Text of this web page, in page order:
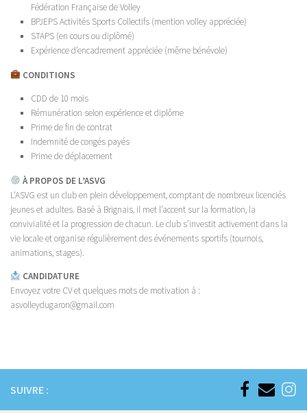
Fédération Française de Volley
BPJEPS Activités Sports Collectifs (mention volley appréciée)
STAPS (en cours ou diplômé)
Expérience d’encadrement appréciée (même bénévole)
CONDITIONS
CDD de 10 mois
Rémunération selon expérience et diplôme
Prime de fin de contrat
Indemnité de congés payés
Prime de déplacement
À PROPOS DE L’ASVG
L’ASVG est un club en plein développement, comptant de nombreux licenciés
jeunes et adultes. Basé à Brignais, il met l’accent sur la formation, la
convivialité et la progression de chacun. Le club s’investit activement dans la
vie locale et organise régulièrement des événements sportifs (tournois,
animations, stages).
CANDIDATURE
Envoyez votre CV et quelques mots de motivation à :
asvolleydugaron@gmail.com
SUIVRE :